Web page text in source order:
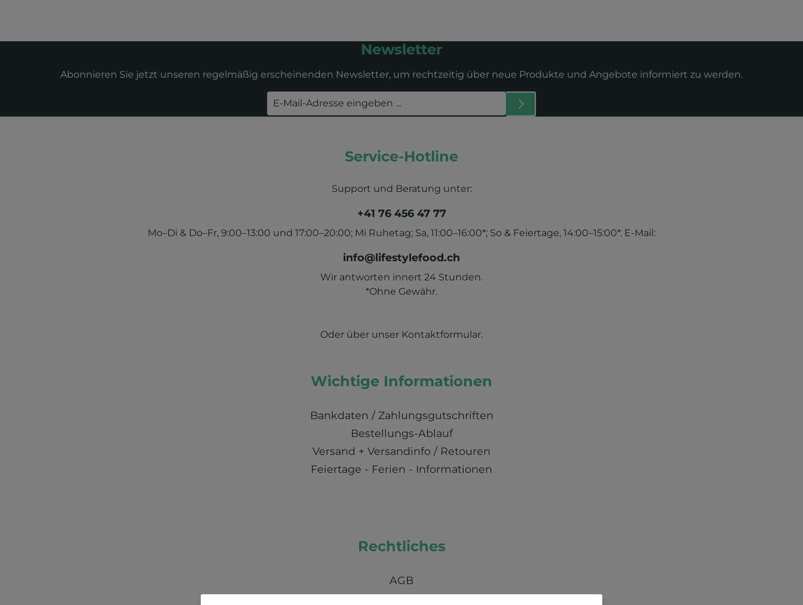
Newsletter
Abonnieren Sie jetzt unseren regelmäßig erscheinenden Newsletter, um rechtzeitig über neue Produkte und Angebote informiert zu werden.
Service-Hotline
Support und Beratung unter:
+41 76 456 47 77
Mo–Di & Do–Fr, 9:00–13:00 und 17:00–20:00; Mi Ruhetag; Sa, 11:00–16:00*; So & Feiertage, 14:00–15:00*. E-Mail:
info@lifestylefood.ch
Wir antworten innert 24 Stunden.
*Ohne Gewähr.
Oder über unser Kontaktformular.
Wichtige Informationen
Bankdaten / Zahlungsgutschriften
Bestellungs-Ablauf
Versand + Versandinfo / Retouren
Feiertage - Ferien - Informationen
Rechtliches
AGB
Impressum